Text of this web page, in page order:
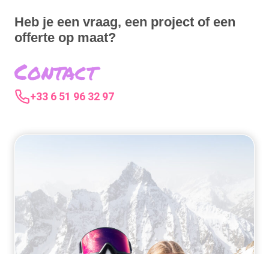
Heb je een vraag, een project of een
offerte op maat?
Contact
+33 6 51 96 32 97